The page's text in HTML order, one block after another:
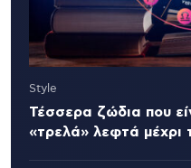
Style
Τέσσερα ζώδια που
«τρελά» λεφτά μέχρι